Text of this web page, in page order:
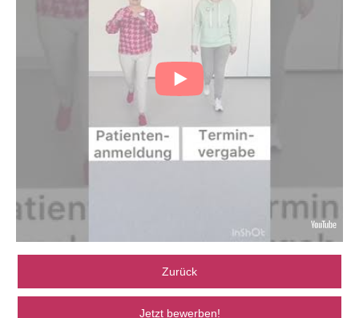
Zurück
Jetzt bewerben!